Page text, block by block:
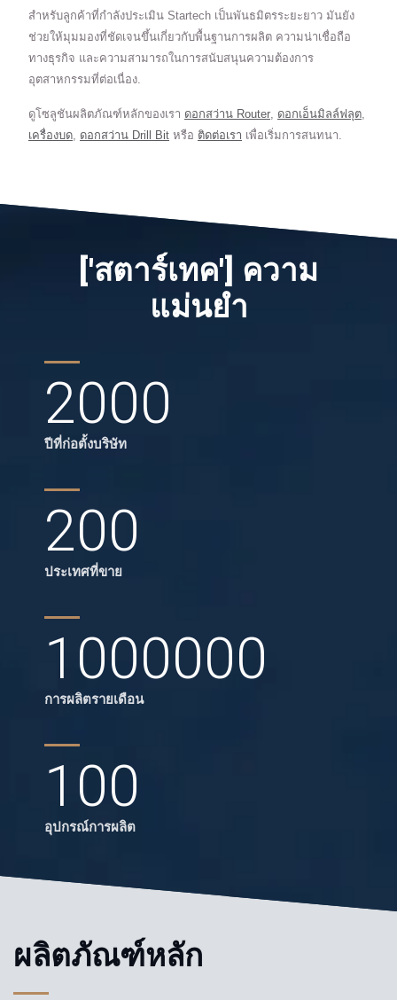
สำหรับลูกค้าที่กำลังประเมิน Startech เป็นพันธมิตรระยะยาว มันยัง
ช่วยให้มุมมองที่ชัดเจนขึ้นเกี่ยวกับพื้นฐานการผลิต ความน่าเชื่อถือ
ทางธุรกิจ และความสามารถในการสนับสนุนความต้องการ
อุตสาหกรรมที่ต่อเนื่อง.
ดูโซลูชันผลิตภัณฑ์หลักของเรา ดอกสว่าน Router ดอกเอ็นมิลล์ฟลุต
เครื่องบด ดอกสว่าน Drill Bit หรือ ติดต่อเรา เพื่อเริ่มการสนทนา.
['สตาร์เทค'] ความ
แม่นยำ
2000
ปีที่ก่อตั้งบริษัท
200
ประเทศที่ขาย
1000000
การผลิตรายเดือน
100
อุปกรณ์การผลิต
ผลิตภัณฑ์หลัก